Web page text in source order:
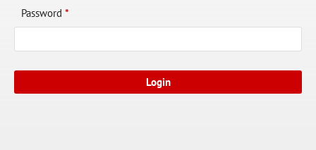
Password *